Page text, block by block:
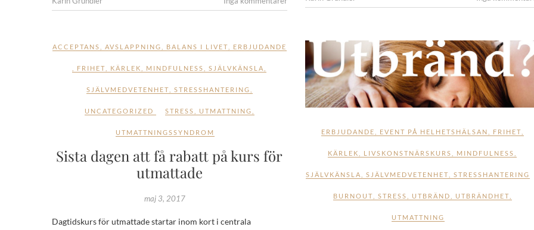
ACCEPTANS AVSLAPPNING BALANS I LIVET ERBJUDANDE
FRIHET KÄRLEK MINDFULNESS ,SJÄLVKÄNSLA
SJÄLVMEDVETENHET STRESSHANTERING
UNCATEGORIZED STRESS UTMATTNING
UTMATTNINGSSYNDROM
Sista dagen att få rabatt på kurs för
utmattade
maj 3, 2017
Dagtidskurs för utmattade startar inom kort i centrala
ERBJUDANDE EVENT PÅ HELHETSHÄLSAN FRIHET
KÄRLEK LIVSKONSTNÄRSKURS MINDFULNESS
SJÄLVKÄNSLA ,SJÄLVMEDVETENHET ,STRESSHANTERING
BURNOUT STRESS UTBRÄND UTBRÄNDHET
UTMATTNING